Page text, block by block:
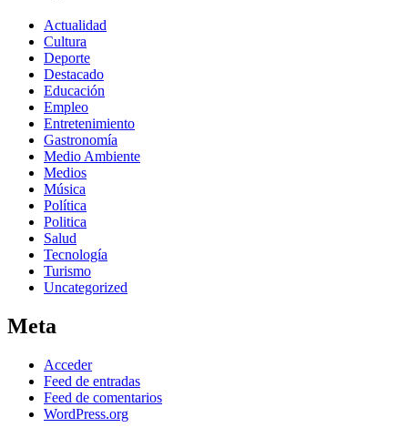
Actualidad
Cultura
Deporte
Destacado
Educación
Empleo
Entretenimiento
Gastronomía
Medio Ambiente
Medios
Música
Política
Politica
Salud
Tecnología
Turismo
Uncategorized
Meta
Acceder
Feed de entradas
Feed de comentarios
WordPress.org